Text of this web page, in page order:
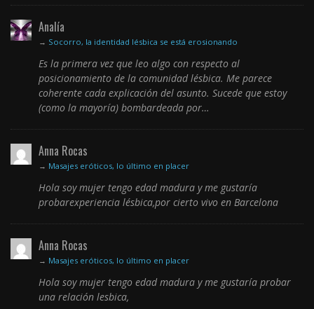
Analía
→ Socorro, la identidad lésbica se está erosionando
Es la primera vez que leo algo con respecto al
posicionamiento de la comunidad lésbica. Me parece
coherente cada explicación del asunto. Sucede que estoy
(como la mayoría) bombardeada por…
Anna Rocas
→ Masajes eróticos, lo último en placer
Hola soy mujer tengo edad madura y me gustaría
probarexperiencia lésbica,por cierto vivo en Barcelona
Anna Rocas
→ Masajes eróticos, lo último en placer
Hola soy mujer tengo edad madura y me gustaría probar
una relación lesbica,